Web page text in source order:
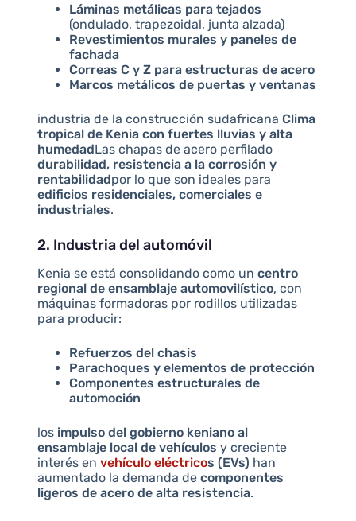
Láminas metálicas para tejados
(ondulado, trapezoidal, junta alzada)
Revestimientos murales y paneles de
fachada
Correas C y Z para estructuras de acero
Marcos metálicos de puertas y ventanas
industria de la construcción sudafricana Clima
tropical de Kenia con fuertes lluvias y alta
humedadLas chapas de acero perfilado
durabilidad, resistencia a la corrosión y
rentabilidadpor lo que son ideales para
edificios residenciales, comerciales e
industriales.
2. Industria del automóvil
Kenia se está consolidando como un centro
regional de ensamblaje automovilístico, con
máquinas formadoras por rodillos utilizadas
para producir:
Refuerzos del chasis
Parachoques y elementos de protección
Componentes estructurales de
automoción
los impulso del gobierno keniano al
ensamblaje local de vehículos y creciente
interés en vehículo eléctricos (EVs) han
aumentado la demanda de componentes
ligeros de acero de alta resistencia.